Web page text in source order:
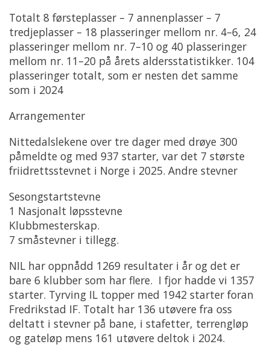
Totalt 8 førsteplasser – 7 annenplasser – 7
tredjeplasser – 18 plasseringer mellom nr. 4–6, 24
plasseringer mellom nr. 7–10 og 40 plasseringer
mellom nr. 11–20 på årets aldersstatistikker. 104
plasseringer totalt, som er nesten det samme
som i 2024
Arrangementer
Nittedalslekene over tre dager med drøye 300
påmeldte og med 937 starter, var det 7 største
friidrettsstevnet i Norge i 2025. Andre stevner
Sesongstartstevne
1 Nasjonalt løpsstevne
Klubbmesterskap.
7 småstevner i tillegg.
NIL har oppnådd 1269 resultater i år og det er
bare 6 klubber som har flere. I fjor hadde vi 1357
starter. Tyrving IL topper med 1942 starter foran
Fredrikstad IF. Totalt har 136 utøvere fra oss
deltatt i stevner på bane, i stafetter, terrengløp
og gateløp mens 161 utøvere deltok i 2024.